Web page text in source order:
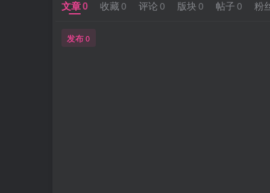
文章0 收藏 0 评论 0 版块 0 帖子 0 粉
发布0